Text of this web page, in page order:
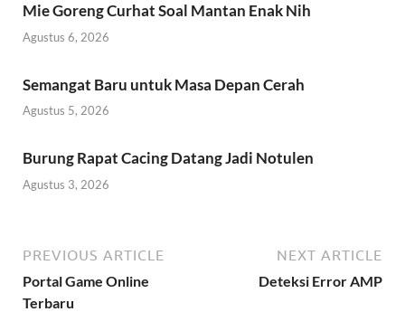
Mie Goreng Curhat Soal Mantan Enak Nih
Agustus 6, 2026
Semangat Baru untuk Masa Depan Cerah
Agustus 5, 2026
Burung Rapat Cacing Datang Jadi Notulen
Agustus 3, 2026
PREVIOUS ARTICLE
Portal Game Online
Terbaru
NEXT ARTICLE
Deteksi Error AMP